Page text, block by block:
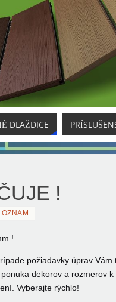
DLAŽDICE
!
OZNAM
!
požiadavky úprav
dekorov a rozmerov
Vyberajte rýchlo!